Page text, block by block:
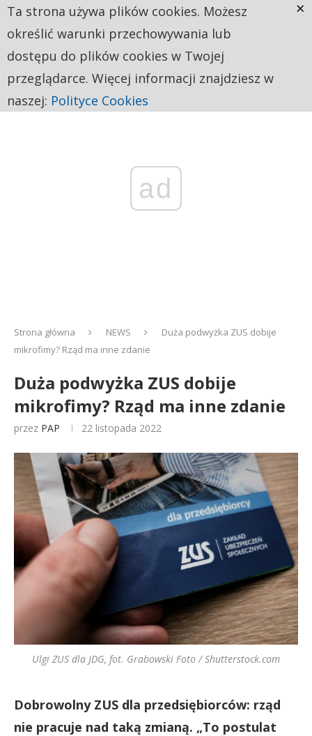
ad
Strona główna NEWS
Duża podwyżka ZUS dobije
mikrofimy? Rząd ma inne zdanie
Duża podwyżka ZUS dobije
mikrofimy? Rząd ma inne zdanie
przez PAP 22 listopada 2022
Ulgi ZUS dla JDG, fot. Grabowski Foto / Shutterstock.com
Dobrowolny ZUS dla przedsiębiorców: rząd
nie pracuje nad taką zmianą. „To postulat
Ta strona używa plików cookies. Możesz
określić warunki przechowywania lub
dostępu do plików cookies w Twojej
przeglądarce. Więcej informacji znajdziesz w
naszej: Polityce Cookies
×